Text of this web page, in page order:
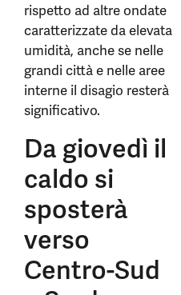
rispetto ad altre ondate
caratterizzate da elevata
umidità, anche se nelle
grandi città e nelle aree
interne il disagio resterà
significativo.
Da giovedì il
caldo si
sposterà
verso
Centro-Sud